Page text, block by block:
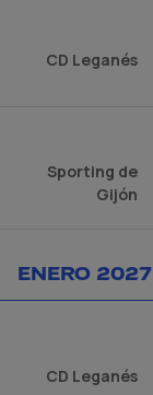
CD Leganés
Sporting de
Gijón
ENERO 2027
CD Leganés